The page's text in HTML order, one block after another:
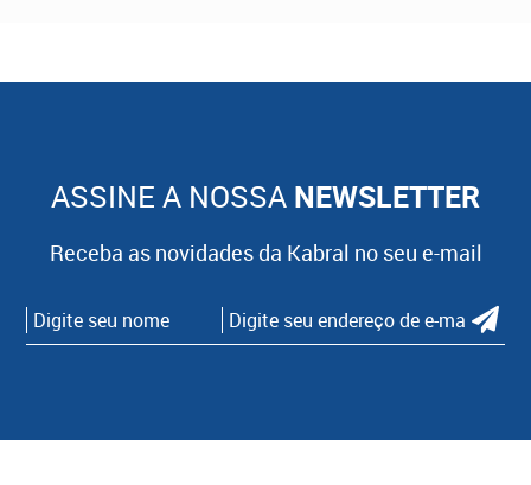
ASSINE A NOSSA NEWSLETTER
Receba as novidades da Kabral no seu e-mail